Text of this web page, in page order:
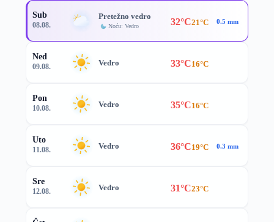
Sub
08.08.
Pretežno vedro
Noću: Vedro 32°C21°C 0.5 mm
Ned
09.08. Vedro 33°C16°C
Pon
10.08. Vedro 35°C16°C
Uto
11.08. Vedro 36°C19°C 0.3 mm
Sre
12.08. Vedro 31°C23°C